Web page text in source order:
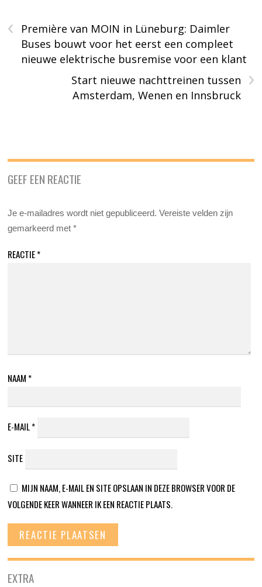
‹
Première van MOIN in Lüneburg: Daimler
Buses bouwt voor het eerst een compleet
nieuwe elektrische busremise voor een klant
›
Start nieuwe nachttreinen tussen
Amsterdam, Wenen en Innsbruck
GEEF EEN REACTIE
Je e-mailadres wordt niet gepubliceerd. Vereiste velden zijn
gemarkeerd met*
REACTIE*
NAAM *
E-MAIL*
SITE
MIJN NAAM, E-MAIL EN SITE OPSLAAN IN DEZE BROWSER VOOR DE
VOLGENDE KEER WANNEER IK EEN REACTIE PLAATS.
EXTRA